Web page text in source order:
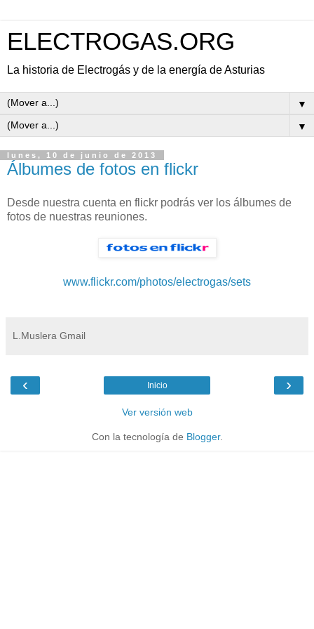
ELECTROGAS.ORG
La historia de Electrogás y de la energía de Asturias
▼
▼
lunes, 10 de junio de 2013
Álbumes de fotos en flickr
Desde nuestra cuenta en flickr podrás ver los álbumes de
fotos de nuestras reuniones.
www.flickr.com/photos/electrogas/sets
L.Muslera Gmail
‹ ›
Inicio
Ver versión web
Con la tecnología de Blogger.